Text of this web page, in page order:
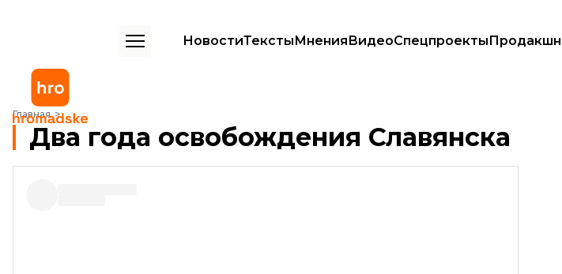
НовостиТекстыМненияВидеоСпецпроектыПродакшн
Главная
Два года освобождения Славянска
Два года освобождения Славянска